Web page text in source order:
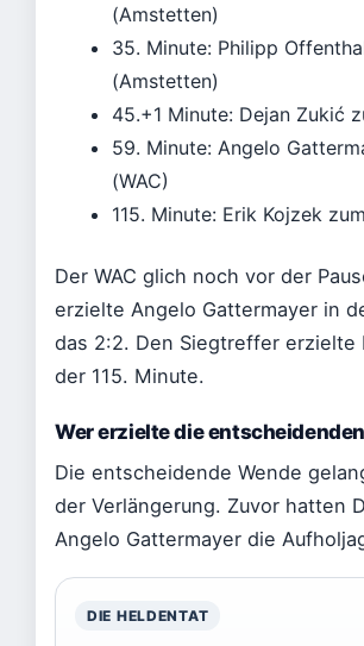
(Amstetten)
35. Minute: Philipp
(Amstetten)
45.+1 Minute: Dejan Zukić
59. Minute: Angelo
(WAC)
115. Minute: Erik Kojzek
Der WAC glich noch vor der
erzielte Angelo Gattermayer in
das 2:2. Den Siegtreffer erzielte
der 115. Minute.
Wer erzielte die
Die entscheidende Wende
der Verlängerung. Zuvor hatten
Angelo Gattermayer die
DIE HELDENTAT